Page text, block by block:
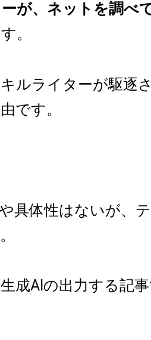
が、ネットを調べ
。
ルライターが駆逐
です。
具体性はないが、
成AIの出力する記